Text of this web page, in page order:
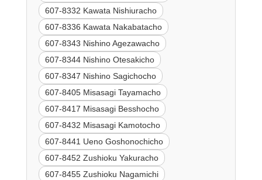
607-8332 Kawata Nishiuracho
607-8336 Kawata Nakabatacho
607-8343 Nishino Agezawacho
607-8344 Nishino Otesakicho
607-8347 Nishino Sagichocho
607-8405 Misasagi Tayamacho
607-8417 Misasagi Besshocho
607-8432 Misasagi Kamotocho
607-8441 Ueno Goshonochicho
607-8452 Zushioku Yakuracho
607-8455 Zushioku Nagamichi